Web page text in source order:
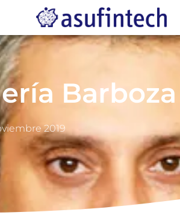
Barboza
2019